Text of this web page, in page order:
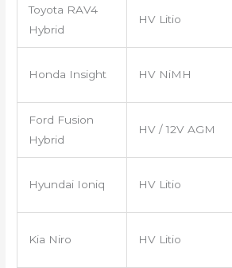
Toyota RAV4
Hybrid
HV Litio
Honda Insight HV NiMH
Ford Fusion
Hybrid
HV / 12V AGM
Hyundai Ioniq HV Litio
Kia Niro HV Litio